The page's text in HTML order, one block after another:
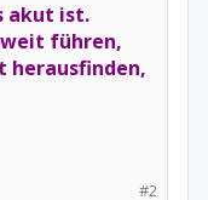
akut ist.
führen,
herausfinden,
#2